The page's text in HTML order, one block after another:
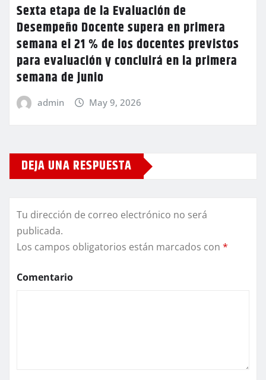
Sexta etapa de la Evaluación de
Desempeño Docente supera en primera
semana el 21 % de los docentes previstos
para evaluación y concluirá en la primera
semana de junio
admin May 9, 2026
DEJA UNA RESPUESTA
Tu dirección de correo electrónico no será
publicada.
Los campos obligatorios están marcados con *
Comentario